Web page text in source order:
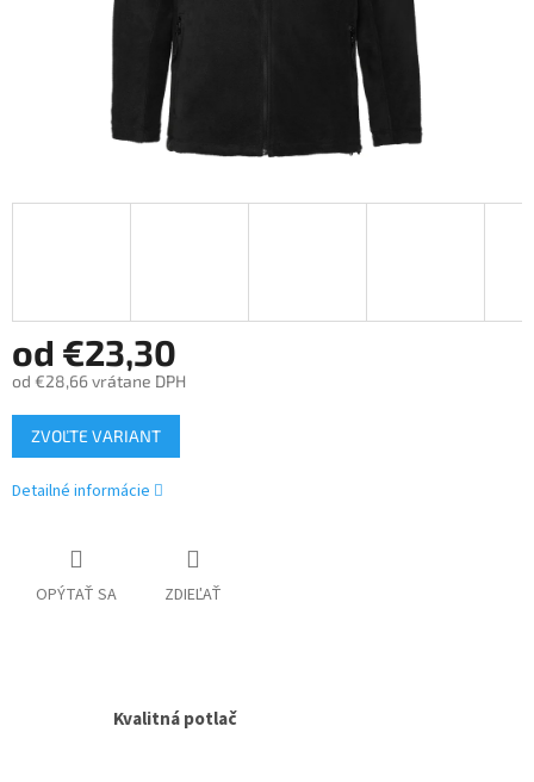
od €23,30
od €28,66vrátane DPH
Jednotková
cena:
ZVOĽTE VARIANT
Detailné informácie
OPÝTAŤ SA ZDIEĽAŤ
Kvalitná potlač